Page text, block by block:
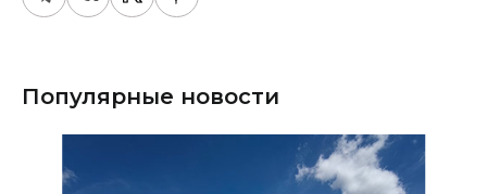
Популярные новости